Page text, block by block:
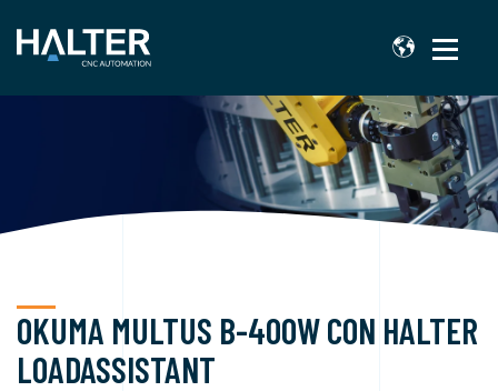
OKUMA MULTUS B-400W CON HALTER
LOADASSISTANT